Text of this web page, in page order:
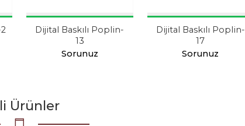
Dijital Baskılı Poplin-
13
Sorunuz
Dijital Baskılı Poplin-
17
Sorunuz
Ürünler